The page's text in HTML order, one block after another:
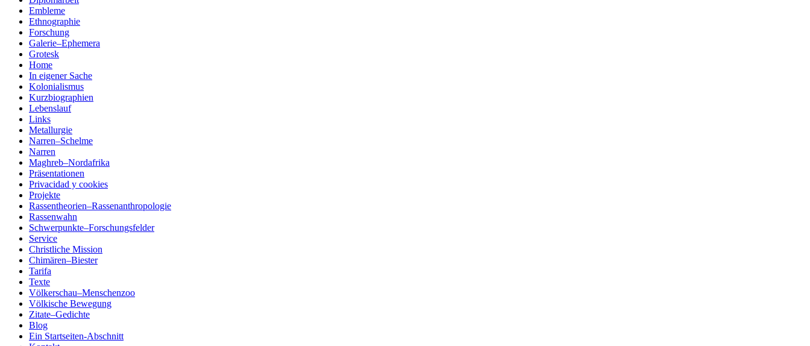
Embleme
Ethnographie
Forschung
Galerie–Ephemera
Grotesk
Home
In eigener Sache
Kolonialismus
Kurzbiographien
Lebenslauf
Links
Metallurgie
Narren–Schelme
Narren
Maghreb–Nordafrika
Präsentationen
Privacidad y cookies
Projekte
Rassentheorien–Rassenanthropologie
Rassenwahn
Schwerpunkte–Forschungsfelder
Service
Christliche Mission
Chimären–Biester
Tarifa
Texte
Völkerschau–Menschenzoo
Völkische Bewegung
Zitate–Gedichte
Blog
Ein Startseiten-Abschnitt